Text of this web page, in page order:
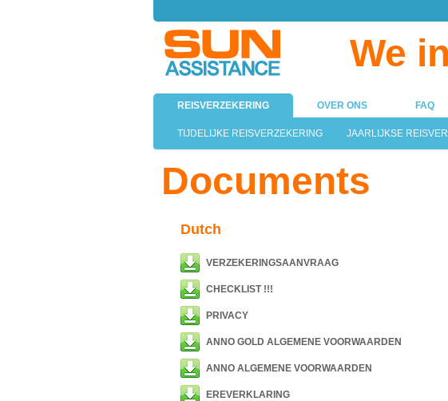
We
REISVERZEKERING OVER ONS FAQ
TIJDELIJKE REISVERZEKERING JAARLIJKSE
Documents
Dutch
VERZEKERINGSAANVRAAG
CHECKLIST !!!
PRIVACY
ANNO GOLD ALGEMENE VOORWAARDEN
ANNO ALGEMENE VOORWAARDEN
EREVERKLARING